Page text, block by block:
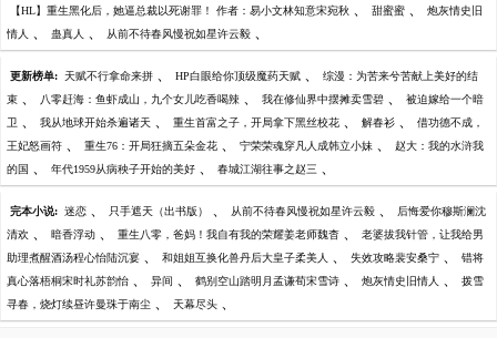
【HL】重生黑化后，她逼总裁以死谢罪！ 作者：易小文林知意宋宛秋 、 甜蜜蜜 、 炮灰情史旧
情人 、 蛊真人 、 从前不待春风慢祝如星许云毅 、
更新榜单: 天赋不行拿命来拼 、 HP白眼给你顶级魔药天赋 、 综漫：为苦来兮苦献上美好的结
束 、 八零赶海：鱼虾成山，九个女儿吃香喝辣 、 我在修仙界中摆摊卖雪碧 、 被迫嫁给一个暗
卫 、 我从地球开始杀遍诸天 、 重生首富之子，开局拿下黑丝校花 、 解春衫 、 借功德不成，
王妃怒画符 、 重生76：开局狂摘五朵金花 、 宁荣荣魂穿凡人成韩立小妹 、 赵大：我的水浒我
的国 、 年代1959从病秧子开始的美好 、 春城江湖往事之赵三 、
完本小说: 迷恋 、 只手遮天（出书版） 、 从前不待春风慢祝如星许云毅 、 后悔爱你穆斯澜沈
清欢 、 暗香浮动 、 重生八零，爸妈！我自有我的荣耀姜老师魏杳 、 老婆拔我针管，让我给男
助理煮醒酒汤程心怡陆沉宴 、 和姐姐互换化兽丹后大皇子柔美人 、 失效攻略裴安桑宁 、 错将
真心落梧桐宋时礼苏韵怡 、 异间 、 鹤别空山踏明月孟谦荀宋雪诗 、 炮灰情史旧情人 、 拨雪
寻春，烧灯续昼许曼珠于南尘 、 天幕尽头 、